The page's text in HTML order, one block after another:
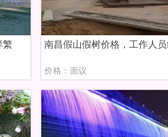
繁
南昌假山假树价格，工作人
价格：面议